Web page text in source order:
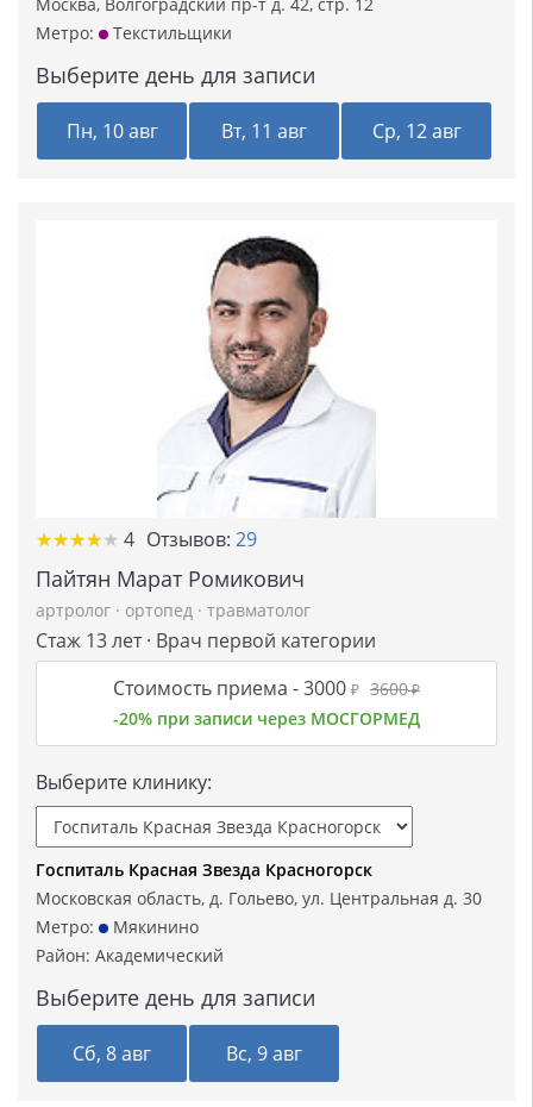
Метро:
Текстильщики
Выберите день для записи
Пн, 10 авг Вт, 11 авг Ср, 12 авг
★★★★★
★★★★★ 4 Отзывов: 29
Пайтян Марат Ромикович
артролог · ортопед · травматолог
Стаж 13 лет · Врач первой категории
Стоимость приема -3000 ₽ 3600₽
-20% при записи через МОСГОРМЕД
Выберите клинику:
Госпиталь Красная Звезда Красногорск
Московская область, д. Гольево, ул. Центральная д. 30
Метро:
Мякинино
Район: Академический
Выберите день для записи
Сб, 8 авг Вс, 9 авг